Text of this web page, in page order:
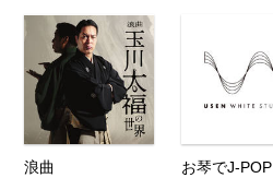
浪曲 お琴でJ-POP